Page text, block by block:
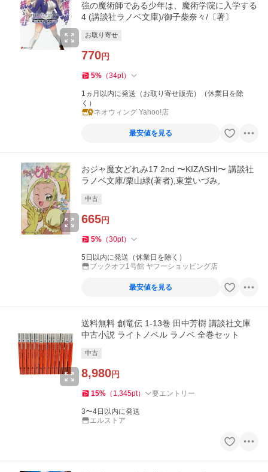
強の魔術師である少年は、魔術学院に入学する
4 (講談社ラノベ文庫)/御子柴奈々/〔著〕
お取り寄せ
770円
5% （34pt）
1ヵ月以内に発送（お取り寄せ販売）（休業日を除
く）
ネオウィング Yahoo!店
最安値を見る
おジャ魔女どれみ17 2nd 〜KIZASHI〜 講談社
ラノベ文庫/栗山緑(著者),東堂いづみ,
中古
665円
5% （30pt）
5日以内に発送（休業日を除く）
ブックオフ1号館 ヤフーショッピング店
最安値を見る
送料無料 創竜伝 1-13巻 田中芳樹 講談社文庫
中古小説 ライトノベル ラノベ 全巻セット
中古
8,980円
15% （ 1,345pt） 要エントリー
3〜4日以内に発送
エルストア